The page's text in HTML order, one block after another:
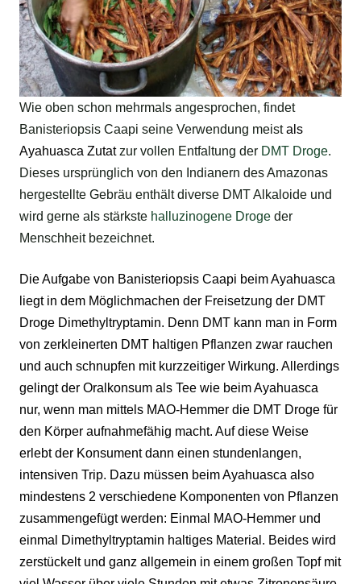
Wie oben schon mehrmals angesprochen, findet
Banisteriopsis Caapi seine Verwendung meistals
Ayahuasca Zutat zur vollen Entfaltung der DMT Droge.
Dieses ursprünglich von den Indianern des Amazonas
hergestellte Gebräu enthält diverse DMT Alkaloide und
wird gerne als stärkste halluzinogene Droge der
Menschheit bezeichnet.
Die Aufgabe von Banisteriopsis Caapi beimAyahuasca
liegt in dem Möglichmachen der Freisetzung der DMT
Droge Dimethyltryptamin. Denn DMT kann man in Form
von zerkleinerten DMT haltigen Pflanzen zwar rauchen
und auch schnupfen mit kurzzeitiger Wirkung. Allerdings
gelingt der Oralkonsum als Tee wie beim Ayahuasca
nur, wenn man mittels MAO-Hemmer die DMT Droge für
den Körper aufnahmefähig macht. Auf diese Weise
erlebt der Konsument dann einen stundenlangen,
intensiven Trip. Dazu müssen beim Ayahuasca also
mindestens 2 verschiedene Komponenten von Pflanzen
zusammengefügt werden: Einmal MAO-Hemmer und
einmal Dimethyltryptamin haltiges Material. Beides wird
zerstückelt und ganz allgemein in einem großen Topf mit